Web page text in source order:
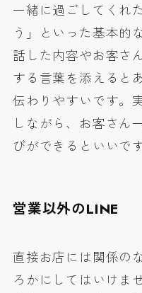
一緒に過ごしてくれ
う」といった基本的
話した内容やお客さ
する言葉を添えると
伝わりやすいです。
しながら、お客さん
びができるといいです
営業以外のLINE
直接お店には関係の
ろかにしてはいけま